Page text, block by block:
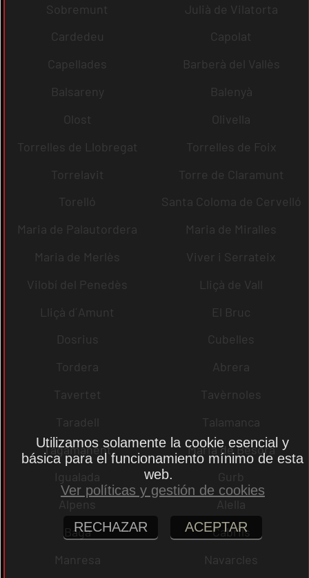
Sobremunt
Julià de Vilatorta
Cardedeu
Capolat
Capellades
Barberà del Vallès
Balsareny
Balenyà
Olost
Olivella
Torrelles de Llobregat
Torrelles de Foix
Torrelavit
Torre de Claramunt
Torelló
Santa Coloma de Cervelló
Maria de Palautordera
Maria de Miralles
Maria de Merlès
Viver i Serrateix
Vilobí del Penedès
Lliçà de Vall
Lliçà d´Amunt
El Bruc
Dosrius
Cubelles
Tordera
Abrera
Tavertet
Tavèrnoles
Taradell
Talamanca
Tagamanent
Maria de Besora
Igualada
Gurb
Alpens
Alella
Bagà
Cabrils
Manresa
Navarcles
Utilizamos solamente la cookie esencial y
básica para el funcionamiento mínimo de esta
web.
Ver políticas y gestión de cookies
RECHAZAR ACEPTAR